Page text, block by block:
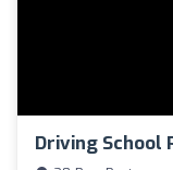
Driving School